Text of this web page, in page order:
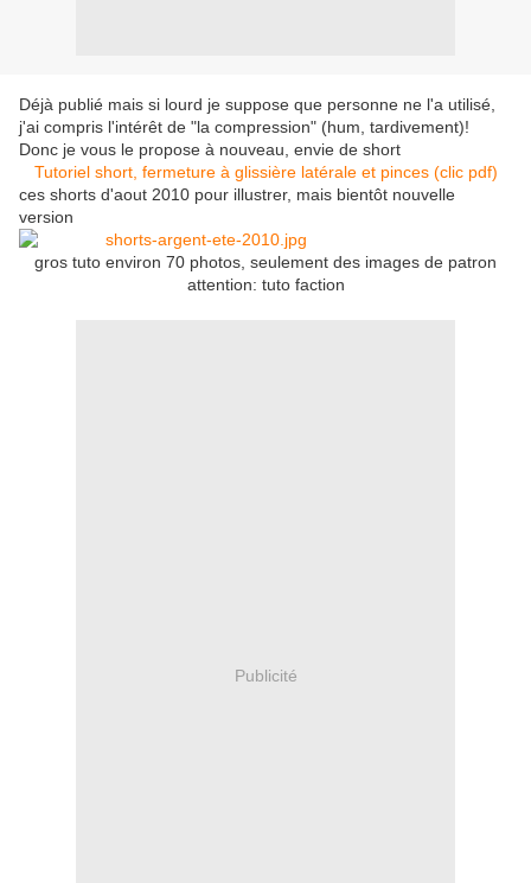
Déjà publié mais si lourd je suppose que personne ne l'a utilisé,
j'ai compris l'intérêt de "la compression" (hum, tardivement)!
Donc je vous le propose à nouveau, envie de short
Tutoriel short, fermeture à glissière latérale et pinces (clic pdf)
ces shorts d'aout 2010 pour illustrer, mais bientôt nouvelle
version
gros tuto environ 70 photos, seulement des images de patron
attention: tuto faction
Publicité